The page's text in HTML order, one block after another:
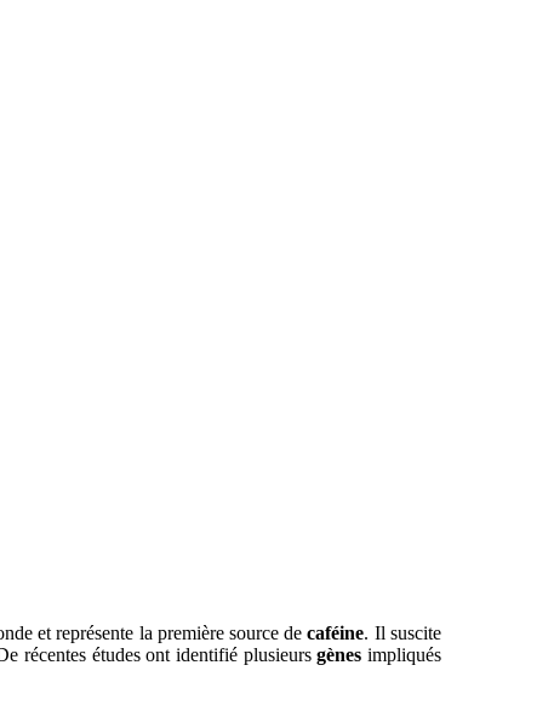
et représente la première source decaféine. Il suscite
récentes études ont identifié plusieursgènes impliqués